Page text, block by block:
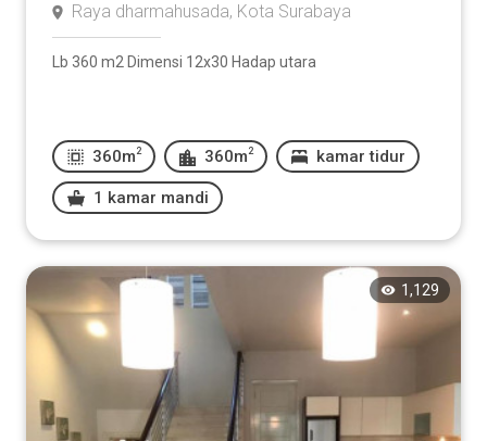
Raya dharmahusada, Kota Surabaya
Lb 360 m2 Dimensi 12x30 Hadap utara
360m 2 360m 2 kamar tidur
1 kamar mandi
1,129